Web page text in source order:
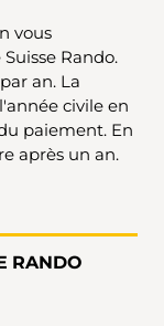
vous
Rando.
an. La
civile en
paiement. En
après un an.
RANDO